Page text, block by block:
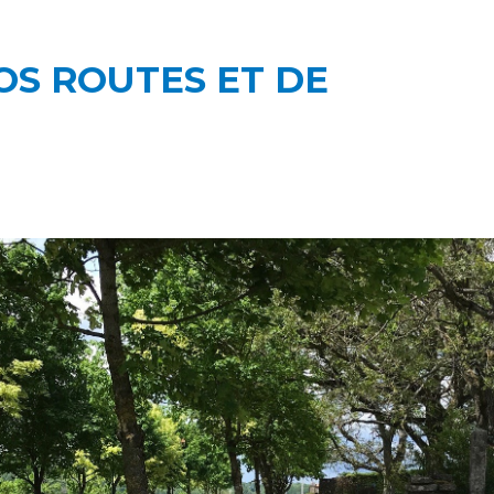
ROUTES ET DE